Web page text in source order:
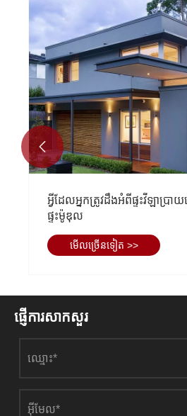
អ្វីដែលអ្នកត្រូវដឹងអំពីផ្ទះវីឡាប្រា
ផ្ទះម៉ូឌុល
មើល​ច្រើន​ទៀត >>

ផ្ញើការសាកសួរ